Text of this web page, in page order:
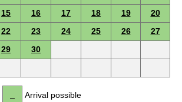
15 16 17 18 19
20
22 23 24 25 26
27
29
30
Arrival possible